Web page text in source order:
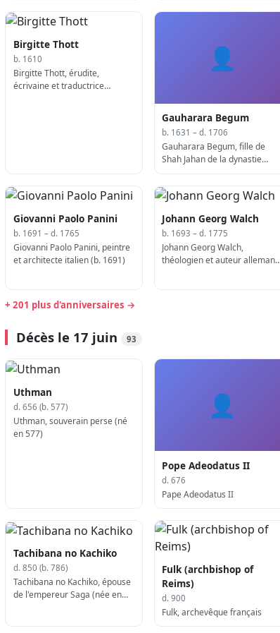
Birgitte Thott
b. 1610
Birgitte Thott, érudite,
écrivaine et traductrice
👤
Gauharara Begum
b. 1631 – d. 1706
Gauharara Begum, fille de
Shah Jahan de la dynastie
Giovanni Paolo Panini
b. 1691 – d. 1765
Giovanni Paolo Panini, peintre
et architecte italien (b. 1691)
Johann Georg Walch
b. 1693 – d. 1775
Johann Georg Walch,
théologien et auteur allemand
+ 201 plus d'anniversaires →
Décès le 17 juin 93
Uthman
d. 656 (b. 577)
Uthman, souverain perse (né
en 577)
👤
Pope Adeodatus II
d. 676
Pape Adeodatus II
Tachibana no Kachiko
d. 850 (b. 786)
Tachibana no Kachiko, épouse
de l'empereur Saga (née en
Fulk (archbishop of
Reims)
d. 900
Fulk, archevêque français